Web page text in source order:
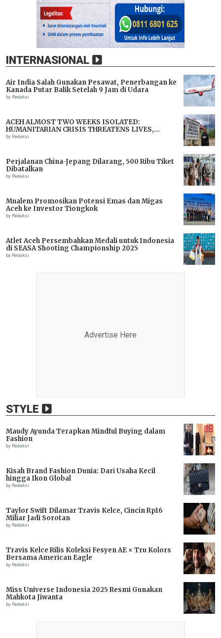
INTERNASIONAL
Air India Salah Gunakan Pesawat, Penerbangan ke
Kanada Putar Balik Setelah 9 Jam di Udara
by Redaksi
ACEH ALMOST TWO WEEKS ISOLATED:
HUMANITARIAN CRISIS THREATENS LIVES,
IMMEDIATE ASSISTANCE URGENTLY NEEDED
by Redaksi
Perjalanan China-Jepang Dilarang, 500 Ribu Tiket
Dibatalkan
by Redaksi
Mualem Promosikan Potensi Emas dan Migas
Aceh ke Investor Tiongkok
by Redaksi
Atlet Aceh Persembahkan Medali untuk Indonesia
di SEASA Shooting Championship 2025
by Redaksi
Advertise Here
STYLE
Maudy Ayunda Terapkan Mindful Buying dalam
Fashion
by Redaksi
Kisah Brand Fashion Dunia: Dari Usaha Kecil
hingga Ikon Global
by Redaksi
Taylor Swift Dilamar Travis Kelce, Cincin Rp16
Miliar Jadi Sorotan
by Redaksi
Travis Kelce Rilis Koleksi Fesyen AE × Tru Kolors
Bersama American Eagle
by Redaksi
Miss Universe Indonesia 2025 Resmi Gunakan
Mahkota Jiwanta
by Redaksi